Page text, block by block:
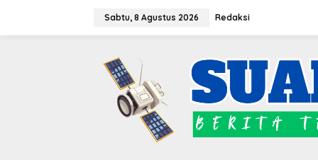
konten
Sabtu, 8 Agustus 2026 Redaksi